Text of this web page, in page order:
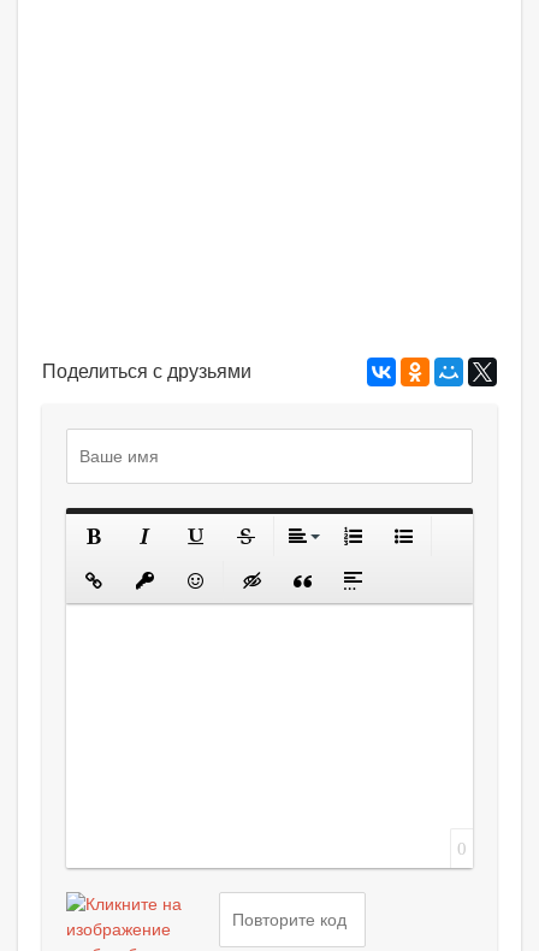
Поделиться с друзьями
0